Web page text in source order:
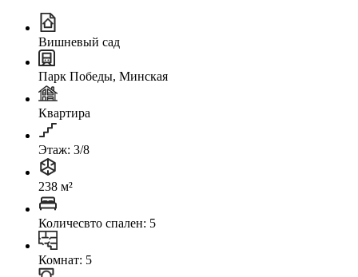
Вишневый сад
Парк Победы, Минская
Квартира
Этаж: 3/8
238 м²
Количесвто спален: 5
Комнат: 5